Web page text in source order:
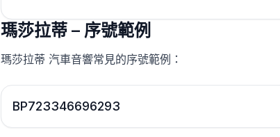
瑪莎拉蒂 – 序號範例
瑪莎拉蒂 汽車音響常見的序號範例：
BP723346696293